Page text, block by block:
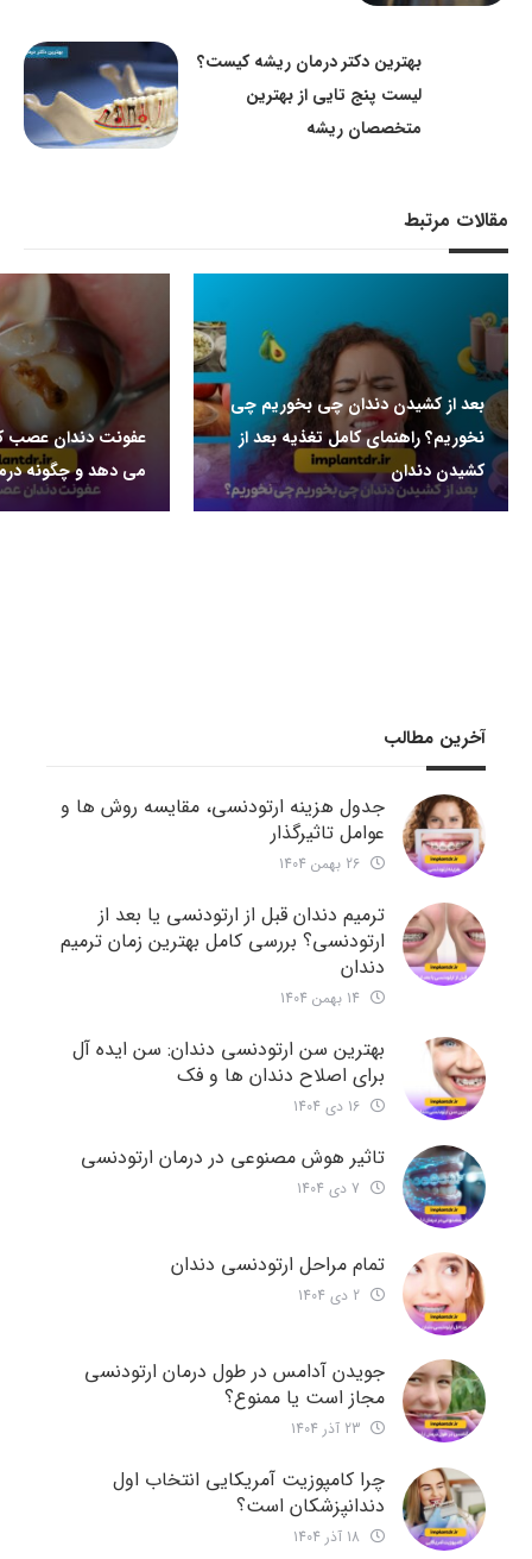
بهترین دکتر درمان ریشه کیست؟
لیست پنج تایی از بهترین
متخصصان ریشه
مقالات مرتبط
بعد از کشیدن دندان چی بخوریم چی
نخوریم؟ راهنمای کامل تغذیه بعد از
کشیدن دندان
عفونت دندان عصب
می دهد و چگونه
آخرین مطالب
جدول هزینه ارتودنسی، مقایسه روش ها و
عوامل تاثیرگذار
ترمیم دندان قبل از ارتودنسی یا بعد از
ارتودنسی؟ بررسی کامل بهترین زمان ترمیم
دندان
بهترین سن ارتودنسی دندان: سن ایده آل
برای اصلاح دندان ها و فک
تاثیر هوش مصنوعی در درمان ارتودنسی
تمام مراحل ارتودنسی دندان
جویدن آدامس در طول درمان ارتودنسی
مجاز است یا ممنوع؟
چرا کامپوزیت آمریکایی انتخاب اول
دندانپزشکان است؟